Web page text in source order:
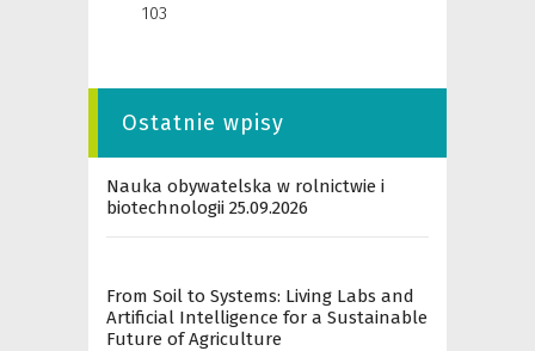
103
Ostatnie wpisy
Nauka obywatelska w rolnictwie i
biotechnologii 25.09.2026
From Soil to Systems: Living Labs and
Artificial Intelligence for a Sustainable
Future of Agriculture